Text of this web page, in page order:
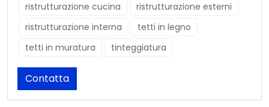
ristrutturazione cucina
ristrutturazione esterni
ristrutturazione interna
tetti in legno
tetti in muratura
tinteggiatura
Contatta